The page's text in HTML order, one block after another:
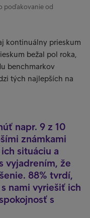
poďakovanie od
kontinuálny prieskum
bežal pol roka,
benchmarkov
tých najlepších na
napr. 9 z 10
známkami
situáciu a
vyjadrením, že
88% tvrdí,
nami vyriešiť ich
s